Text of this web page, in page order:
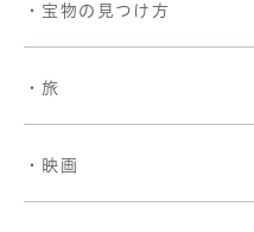
・宝物の見つけ方
・旅
・映画